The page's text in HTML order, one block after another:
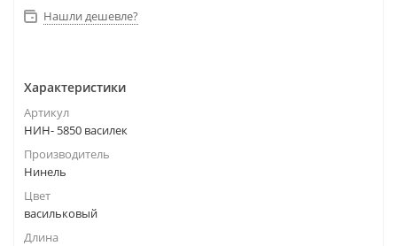
Нашли дешевле?
Характеристики
Артикул
НИН- 5850 василек
Производитель
Нинель
Цвет
васильковый
Длина